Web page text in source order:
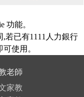
功能。
若已有1111人力銀行
使用。
老師
家教